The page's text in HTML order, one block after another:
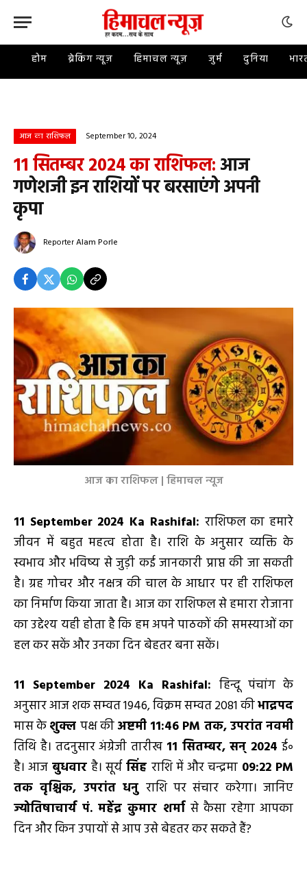
होम ब्रेकिंग न्यूज़ हिमाचल न्यूज़ जुर्म दुनिया
आज का राशिफल September 10, 2024
11 सितम्बर 2024 का राशिफल:आज
गणेशजी इन राशियों पर बरसाएंगे अपनी
कृपा
ReporterAlam Porle
आज का राशिफल | हिमाचल न्यूज
11 September 2024 Ka Rashifal: राशिफल का हमारे
जीवन में बहुत महत्व होता है। राशि के अनुसार व्यक्ति के
स्वभाव और भविष्य से जुड़ी कई जानकारी प्राप्त की जा सकती
है। ग्रह गोचर और नक्षत्र की चाल के आधार पर ही राशिफल
का निर्माण किया जाता है। आज का राशिफल से हमारा रोजाना
का उद्देश्य यही होता है कि हम अपने पाठकों की समस्याओं का
हल कर सकें और उनका दिन बेहतर बना सकें।
11 September 2024 Ka Rashifal: हिन्दू पंचांग के
अनुसार आज शक सम्वत 1946, विक्रम सम्वत 2081 कीभाद्रपद
मास केशुक्ल पक्ष कीअष्टमी 11:46 PM तक,उपरांत नवमी
तिथि है। तदनुसार अंग्रेजी तारीख 11 सितम्बर,सन् 2024 ई॰
है। आज बुधवार है। सूर्य सिंह राशि में और चन्द्रमा 09:22 PM
तक वृश्चिक, उपरांत धनु राशि पर संचार करेगा। जानिए
ज्योतिषाचार्य पं. महेंद्र कुमार शर्मा से कैसा रहेगा आपका
दिन और किन उपायों से आप उसे बेहतर कर सकते हैं?